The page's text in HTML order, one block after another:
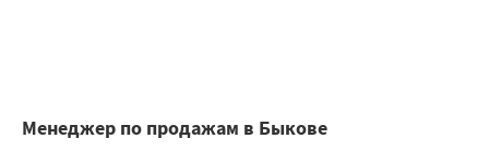
Менеджер по продажам в Быкове